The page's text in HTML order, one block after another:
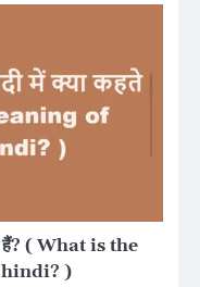
हैं? ( What is the
)